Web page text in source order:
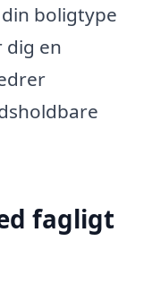
boligtype
dig en
fagligt